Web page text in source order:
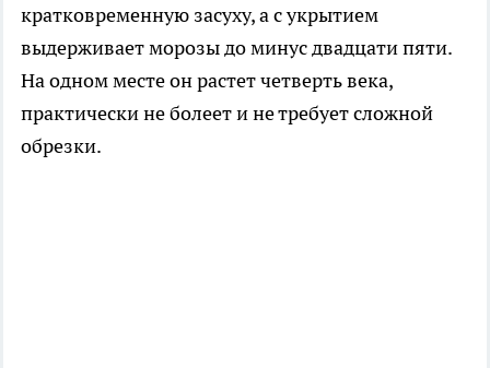
кратковременную засуху, а с укрытием
выдерживает морозы до минус двадцати пяти.
На одном месте он растет четверть века,
практически не болеет и не требует сложной
обрезки.